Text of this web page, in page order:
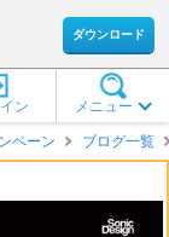
ダウンロード
メニュー
ン
ペーン ブログ一覧